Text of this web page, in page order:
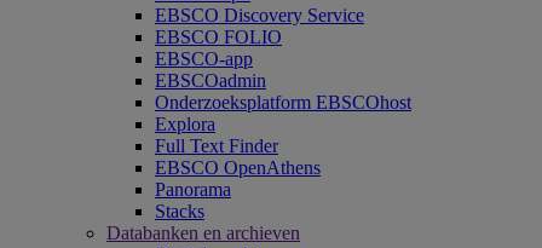
EBSCO Discovery Service
EBSCO FOLIO
EBSCO-app
EBSCOadmin
Onderzoeksplatform EBSCOhost
Explora
Full Text Finder
EBSCO OpenAthens
Panorama
Stacks
Databanken en archieven